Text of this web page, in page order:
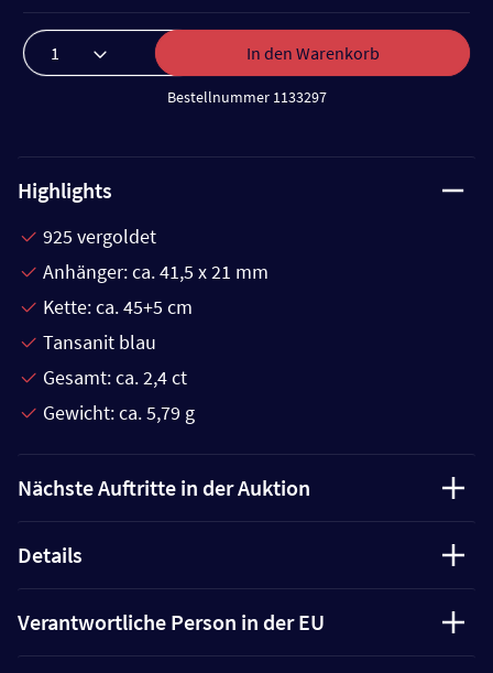
In den Warenkorb
Bestellnummer 1133297
Highlights
925 vergoldet
Anhänger: ca. 41,5 x 21 mm
Kette: ca. 45+5 cm
Tansanit blau
Gesamt: ca. 2,4 ct
Gewicht: ca. 5,79 g
Nächste Auftritte in der Auktion
Details
Verantwortliche Person in der EU